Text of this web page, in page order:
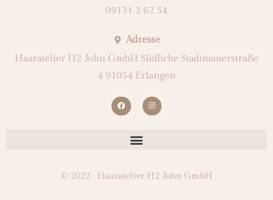
09131 2 62 54
Adresse
Haaratelier H2 John GmbH Südliche Stadtmauerstraße
4 91054 Erlangen
© 2022 · Haaratelier H2 John GmbH